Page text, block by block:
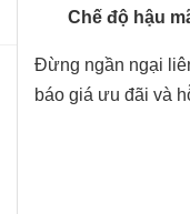
Chế độ hậu
Đừng ngần ngại
báo giá ưu đãi và